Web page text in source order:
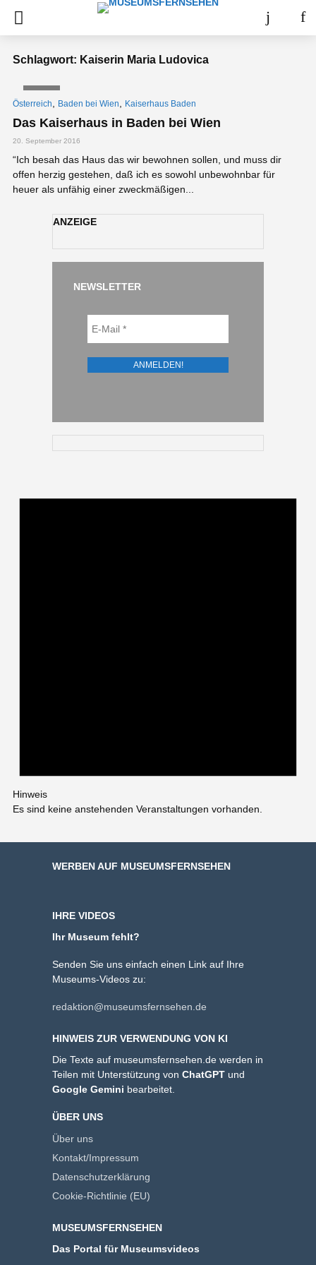
Schlagwort: Kaiserin Maria Ludovica
Österreich Baden bei Wien Kaiserhaus Baden
Das Kaiserhaus in Baden bei Wien
20. September 2016
“Ich besah das Haus das wir bewohnen sollen, und muss dir
offen herzig gestehen, daß ich es sowohl unbewohnbar für
heuer als unfähig einer zweckmäßigen...
ANZEIGE
NEWSLETTER
Hinweis
Es sind keine anstehenden Veranstaltungen vorhanden.
WERBEN AUF MUSEUMSFERNSEHEN
IHRE VIDEOS
Ihr Museum fehlt?
Senden Sie uns einfach einen Link auf Ihre
Museums-Videos zu:
redaktion@museumsfernsehen.de
HINWEIS ZUR VERWENDUNG VON KI
Die Texte auf museumsfernsehen.de werden in
Teilen mit Unterstützung von ChatGPT und
Google Gemini bearbeitet.
ÜBER UNS
Über uns
Kontakt/Impressum
Datenschutzerklärung
Cookie-Richtlinie (EU)
MUSEUMSFERNSEHEN
Das Portal für Museumsvideos